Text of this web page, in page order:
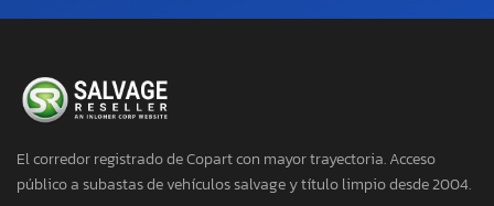
El corredor registrado de Copart con mayor trayectoria. Acceso
público a subastas de vehículos salvage y título limpio desde 2004.